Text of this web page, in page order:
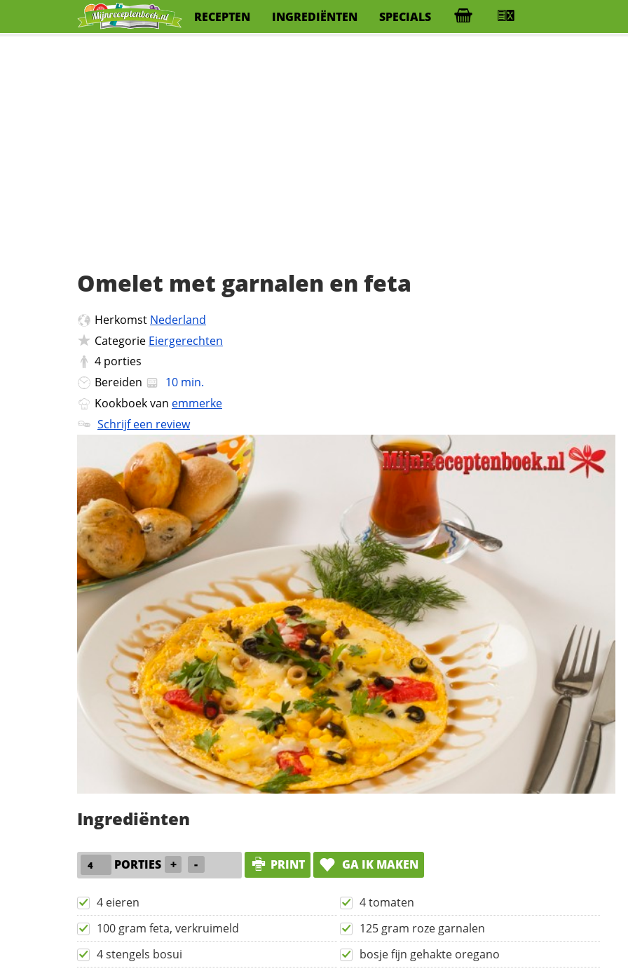
RECEPTEN INGREDIËNTEN SPECIALS
Omelet met garnalen en feta
Herkomst Nederland
Categorie Eiergerechten
4 porties
Bereiden
10 min.
Kookboek van emmerke
Schrijf een review
Ingrediënten
PORTIES + - PRINT GA IK MAKEN
4 eieren
4 tomaten
100 gram feta, verkruimeld
125 gram roze garnalen
4 stengels bosui
bosje fijn gehakte oregano